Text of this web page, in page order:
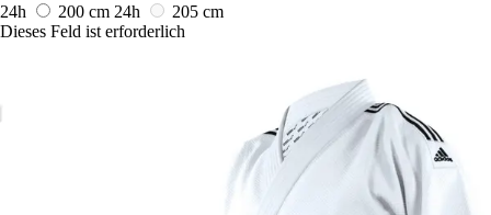
24h
200 cm 24h
205 cm
Dieses Feld ist erforderlich